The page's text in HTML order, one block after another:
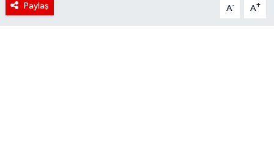
Paylaş A- A+